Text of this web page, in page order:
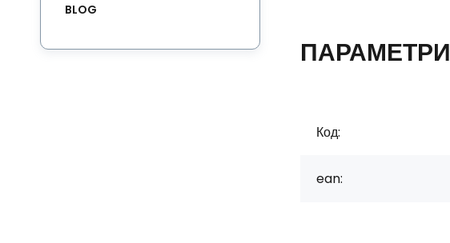
ПАРАМЕТРИ
Код:
ean:
BLOG